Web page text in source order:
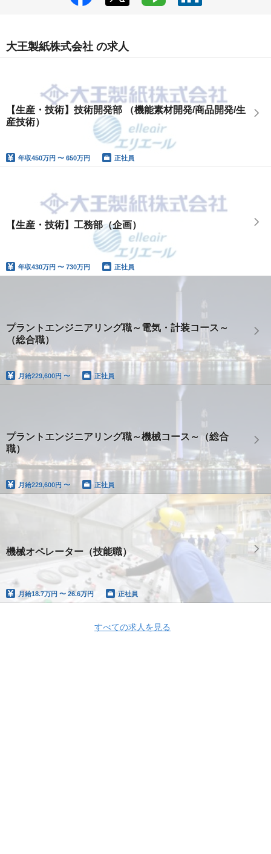
大王製紙株式会社 の求人
【生産・技術】技術開発部 （機能素材開発/商品開発/生
産技術）
年収450万円 〜 650万円 正社員
【生産・技術】工務部（企画）
年収430万円 〜 730万円 正社員
プラントエンジニアリング職～電気・計装コース～
（総合職）
月給229,600円 〜 正社員
プラントエンジニアリング職～機械コース～（総合
職）
月給229,600円 〜 正社員
機械オペレーター（技能職）
月給18.7万円 〜 26.6万円 正社員
すべての求人を見る